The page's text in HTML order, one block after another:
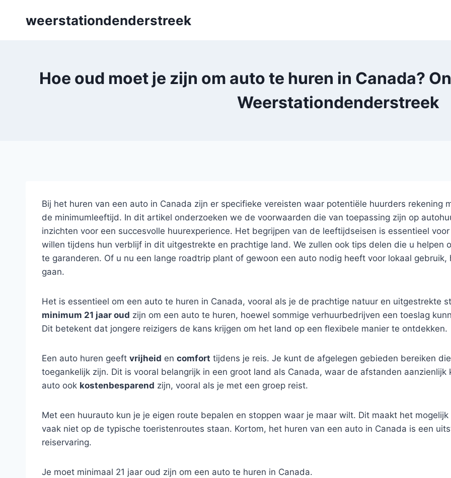
weerstationdenderstreek
Hoe oud moet je zijn om auto te huren in Canada?
Weerstationdenderstreek
Bij het huren van een auto in Canada zijn er specifieke vereisten waar potentiële huurders rekening
de minimumleeftijd. In dit artikel onderzoeken we de voorwaarden die van toepassing zijn op
inzichten voor een succesvolle huurexperience. Het begrijpen van de leeftijdseisen is essentieel
willen tijdens hun verblijf in dit uitgestrekte en prachtige land. We zullen ook tips delen die u helpen
te garanderen. Of u nu een lange roadtrip plant of gewoon een auto nodig heeft voor lokaal
gaan.
Het is essentieel om een auto te huren in Canada, vooral als je de prachtige natuur en uitgestrekte
minimum 21 jaar oud zijn om een auto te huren, hoewel sommige verhuurbedrijven een toeslag
Dit betekent dat jongere reizigers de kans krijgen om het land op een flexibele manier te ontdekken.
Een auto huren geeft vrijheid en comfort tijdens je reis. Je kunt de afgelegen gebieden bereiken
toegankelijk zijn. Dit is vooral belangrijk in een groot land als Canada, waar de afstanden
auto ook kostenbesparend zijn, vooral als je met een groep reist.
Met een huurauto kun je je eigen route bepalen en stoppen waar je maar wilt. Dit maakt het
vaak niet op de typische toeristenroutes staan. Kortom, het huren van een auto in Canada is een
reiservaring.
Je moet minimaal 21 jaar oud zijn om een auto te huren in Canada.